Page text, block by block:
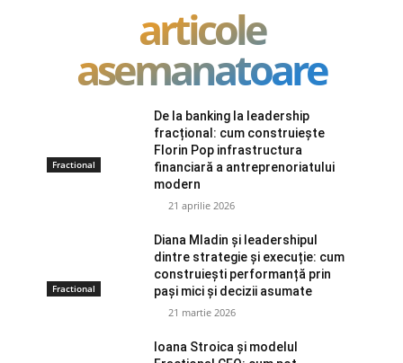
articole
asemanatoare
Fractional
De la banking la leadership
fracțional: cum construiește
Florin Pop infrastructura
financiară a antreprenoriatului
modern
21 aprilie 2026
Fractional
Diana Mladin și leadershipul
dintre strategie și execuție: cum
construiești performanță prin
pași mici și decizii asumate
21 martie 2026
Ioana Stroica și modelul